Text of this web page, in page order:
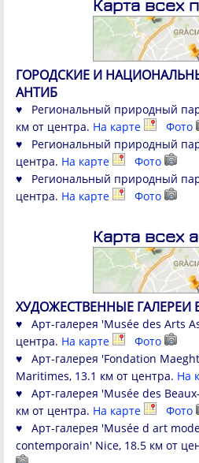
Карта всех
ГОРОДСКИЕ И
АНТИБ
♥ Региональный природный
км от центра. На карте
Фото
♥ Региональный природный
центра. На карте
Фото
♥ Региональный природный
центра. На карте Фото
Карта всех
ХУДОЖЕСТВЕННЫЕ ГАЛЕРЕИ
♥ Арт-галерея 'Musée des Arts
центра. На карте
Фото
♥ Арт-галерея 'Fondation
Maritimes, 13.1 км от центра. На
♥ Арт-галерея 'Musée des
км от центра. На карте
Фото
♥ Арт-галерея 'Musée d art
contemporain' Nice, 18.5 км от